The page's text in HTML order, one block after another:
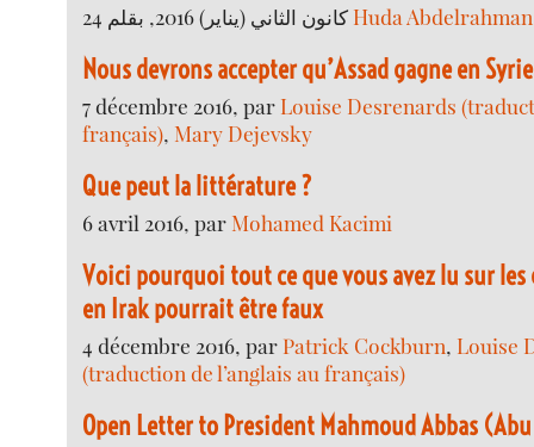
24 كانون الثاني (يناير) 2016, بقلمHuda
Nous devrons accepter qu’Assad gagne en
7 décembre 2016, parLouise Desrenards
français),Mary Dejevsky
Que peut la littérature ?
6 avril 2016, parMohamed Kacimi
Voici pourquoi tout ce que vous avez lu sur les
en Irak pourrait être faux
4 décembre 2016, par Patrick Cockburn,Louise
(traduction de l’anglais au français)
Open Letter to President Mahmoud Abbas